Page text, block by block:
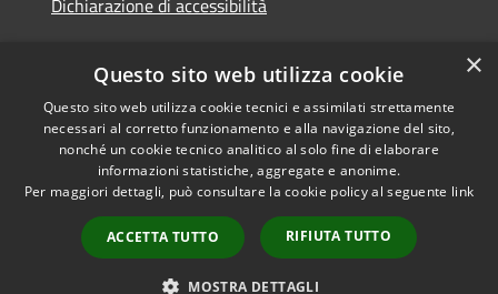
RSS
Accessibilità
Cookie
Mappa del sito
Intranet
Obiettivi di accessibilità
Copyright © 2026 • Comune di
Monserrato • Powered by
Municipium•Accesso
redazione
×
Questo sito web utilizza cookie
Questo sito web utilizza cookie tecnici e assimilati strettamente
necessari al corretto funzionamento e alla navigazione del sito,
nonché un cookie tecnico analitico al solo fine di elaborare
informazioni statistiche, aggregate e anonime.
Per maggiori dettagli, può consultare la cookie policy al seguente link
ACCETTA TUTTO RIFIUTA TUTTO
MOSTRA DETTAGLI